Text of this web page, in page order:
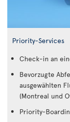
Priority-Services
Check-in an
Bevorzugte
ausgewählten
(Montreal und
Priority-